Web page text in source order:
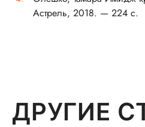
Астрель, 2018. — 224 с.
ДРУГИЕ